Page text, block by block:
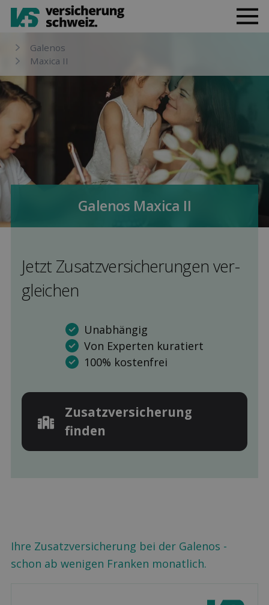
Galenos
Maxica II
Galenos Maxica II
Jetzt Zusatz­versicherungen ver­
gleichen
Unabhängig
Von Experten kuratiert
100% kostenfrei
Zusatz­versicherung
finden
Ihre Zusatzversicherung bei der Galenos -
schon ab wenigen Franken monatlich.